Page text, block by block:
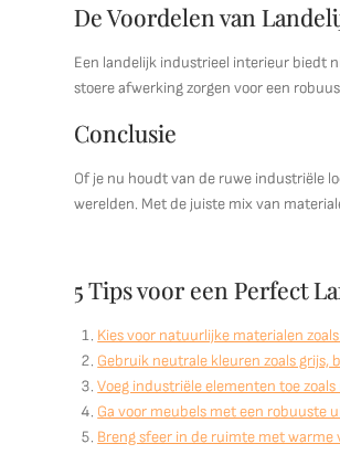
De Voordelen van
Een landelijk industrieel interieur biedt
stoere afwerking zorgen voor een
Conclusie
Of je nu houdt van de ruwe industriële
werelden. Met de juiste mix van
5 Tips voor een Perfect
Kies voor natuurlijke materialen
Gebruik neutrale kleuren zoals grijs,
Voeg industriële elementen toe
Ga voor meubels met een robuuste
Breng sfeer in de ruimte met warme